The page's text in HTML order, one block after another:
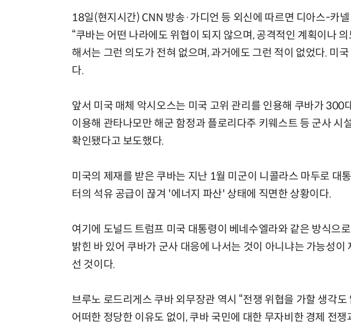
18일(현지시간) CNN 방송·가디언 등 외신에 따르면 디아스-카
“쿠바는 어떤 나라에도 위협이 되지 않으며, 공격적인 계획이나
해서는 그런 의도가 전혀 없으며, 과거에도 그런 적이 없었다. 미
다.
앞서 미국 매체 악시오스는 미국 고위 관리를 인용해 쿠바가 300
이용해 관타나모만 해군 함정과 플로리다주 키웨스트 등 군사 시
확인됐다고 보도했다.
미국의 제재를 받은 쿠바는 지난 1월 미군이 니콜라스 마두로 대
터의 석유 공급이 끊겨 '에너지 파산' 상태에 직면한 상황이다.
여기에 도널드 트럼프 미국 대통령이 베네수엘라와 같은 방식으
밝힌 바 있어 쿠바가 군사 대응에 나서는 것이 아니냐는 가능성
선 것이다.
브루노 로드리게스 쿠바 외무장관 역시 “전쟁 위협을 가할 생각
어떠한 정당한 이유도 없이, 쿠바 국민에 대한 무자비한 경제 전